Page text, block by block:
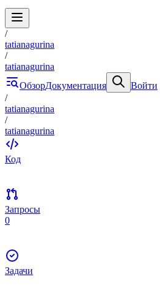
/
tatianagurina
/
tatianagurina
ОбзорДокументация
Войти
/
tatianagurina
/
tatianagurina
Код
Запросы
0
Задачи